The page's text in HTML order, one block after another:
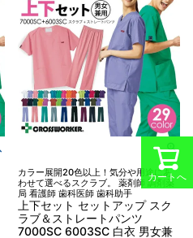
カラー展開20色以上！気分や用途にあ
わせて選べるスクラブ。 薬剤師 調剤薬
局 看護師 歯科医師 歯科助手
上下セット セットアップ スク
ラブ＆ストレートパンツ
7000SC 6003SC 白衣 男女兼
カートへ